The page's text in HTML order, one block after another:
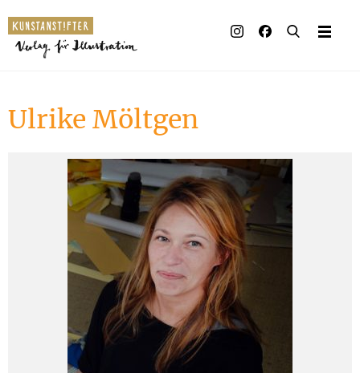
Ulrike MöltgenVerlag
Auszeichnungen
Presse & Handel
Rechte
Begleitmaterial
Kontakt